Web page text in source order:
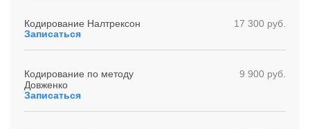
Кодирование Налтрексон
17 300 руб.
Записаться
Кодирование по методу
Довженко
9 900 руб.
Записаться